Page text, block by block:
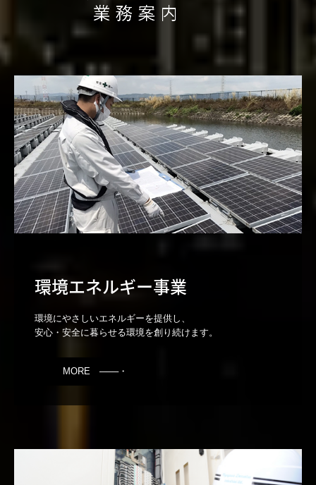
環境エネルギー事業
環境にやさしいエネルギーを提供し、
MORE ───・